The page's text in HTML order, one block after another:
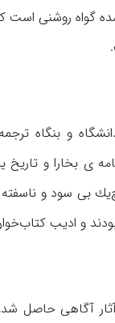
گواه روشنی است
و بنگاه
ی بخارا و
بی سود و
بودند و ادیب
آگاهی حاصل